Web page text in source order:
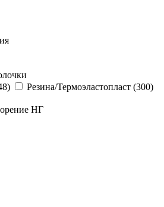
) Резина/Термоэластопласт (300)
НГ